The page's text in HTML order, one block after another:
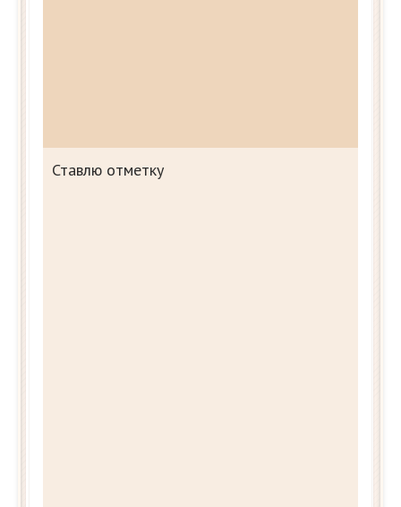
Ставлю отметку